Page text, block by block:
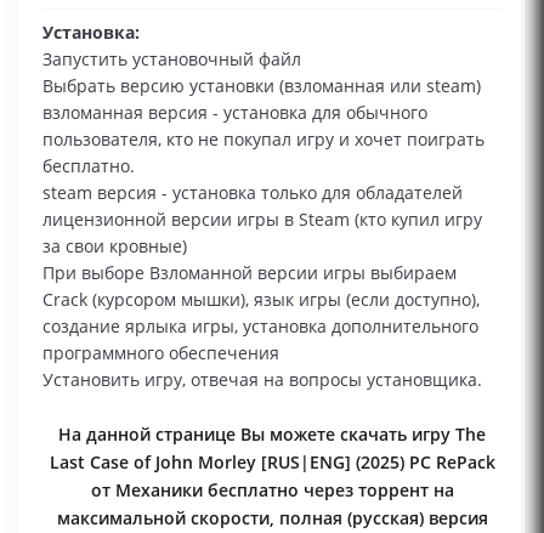
Установка:
Запустить установочный файл
Выбрать версию установки (взломанная или steam)
взломанная версия - установка для обычного
пользователя, кто не покупал игру и хочет поиграть
бесплатно.
steam версия - установка только для обладателей
лицензионной версии игры в Steam (кто купил игру
за свои кровные)
При выборе Взломанной версии игры выбираем
Сrack (курсором мышки), язык игры (если доступно),
создание ярлыка игры, установка дополнительного
программного обеспечения
Установить игру, отвечая на вопросы установщика.
На данной странице Вы можете скачать игру The
Last Case of John Morley [RUS|ENG] (2025) PC RePack
от Механики бесплатно через торрент на
максимальной скорости, полная (русская) версия